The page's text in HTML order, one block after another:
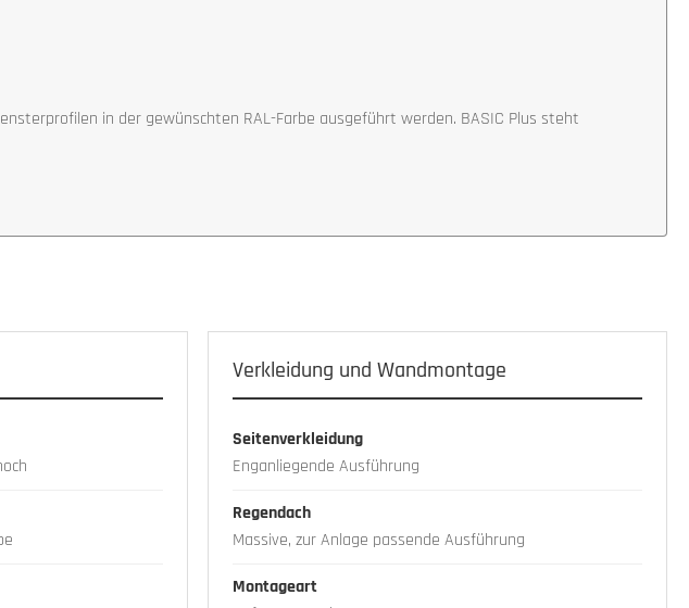
in der gewünschten RAL-Farbe ausgeführt werden. BASIC Plus steht
Verkleidung und Wandmontage
Seitenverkleidung
Enganliegende Ausführung
Regendach
Massive, zur Anlage passende Ausführung
Montageart